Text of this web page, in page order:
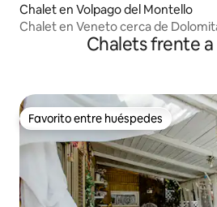
Chalet en Volpago del Montello
Chalet en Veneto cerca de
Chalets frente a
Favorito entre huéspedes
Favorito entre huéspedes